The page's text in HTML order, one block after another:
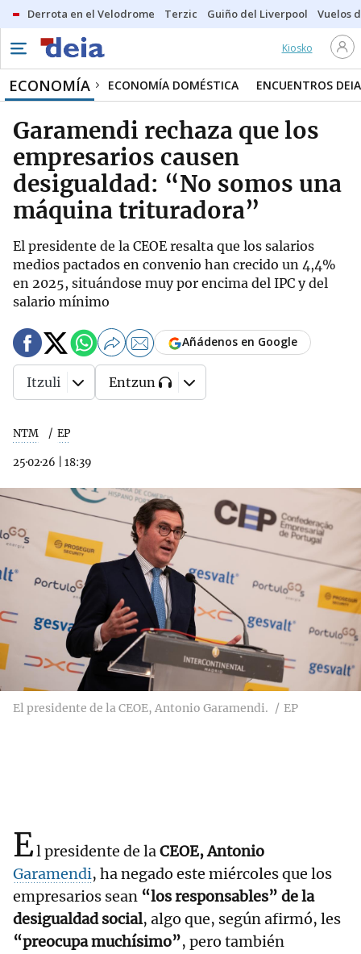
Derrota en el Velodrome Terzic Guiño del Liverpool Vuelos
Kiosko
ECONOMÍA ECONOMÍA DOMÉSTICA ENCUENTROS DEIA
Garamendi rechaza que los
empresarios causen
desigualdad: “No somos una
máquina trituradora”
El presidente de la CEOE resalta que los salarios
medios pactados en convenio han crecido un 4,4%
en 2025, situándose muy por encima del IPC y del
salario mínimo
NTM EP
25·02·26 18:39
Añádenos en Google
Itzuli Entzun
El presidente de la CEOE, Antonio Garamendi. EP
El presidente de laCEOE, Antonio
Garamendi, ha negado este miércoles que los
empresarios sean “los responsables” de la
desigualdad social, algo que, según afirmó, les
“preocupa muchísimo”, pero también